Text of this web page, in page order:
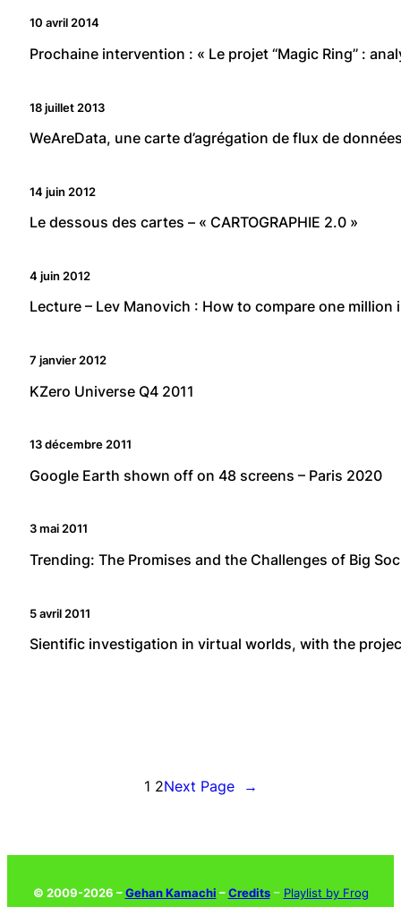
10 avril 2014
Prochaine intervention : « Le projet ‘‘Magic Ring’’ :
18 juillet 2013
WeAreData, une carte d’agrégation de flux de
14 juin 2012
Le dessous des cartes – « CARTOGRAPHIE 2.0 »
4 juin 2012
Lecture – Lev Manovich : How to compare one million
7 janvier 2012
KZero Universe Q4 2011
13 décembre 2011
Google Earth shown off on 48 screens – Paris 2020
3 mai 2011
Trending: The Promises and the Challenges of Big
5 avril 2011
Sientific investigation in virtual worlds, with the
1 2Next Page →
© 2009-2026 –Gehan Kamachi –Credits– Playlist by Frog